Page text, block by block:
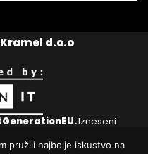
Kramel d.o.o
Izneseni
Europske komisije. Ni
pružili najbolje iskustvo na